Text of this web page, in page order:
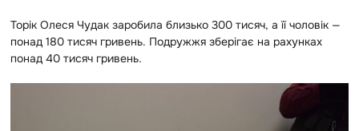
Торік Олеся Чудак заробила близько 300 тисяч, а її чоловік —
понад 180 тисяч гривень. Подружжя зберігає на рахунках
понад 40 тисяч гривень.